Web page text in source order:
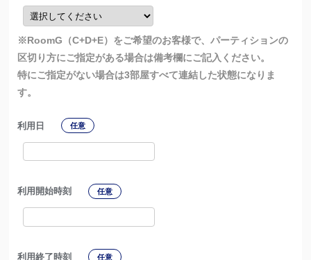
※RoomG（C+D+E）をご希望のお客様で、パーティションの
区切り方にご指定がある場合は備考欄にご記入ください。
特にご指定がない場合は3部屋すべて連結した状態になりま
す。
利用日 任意
利用開始時刻 任意
利用終了時刻 任意